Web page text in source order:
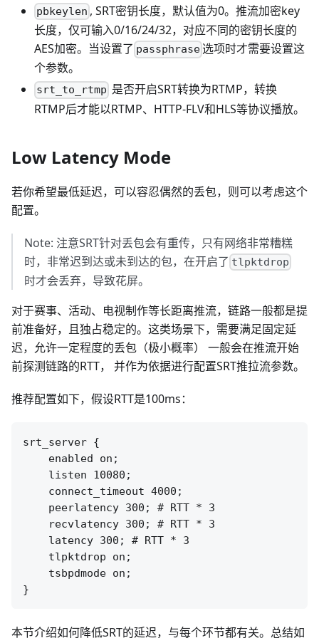
pbkeylen , SRT密钥长度，默认值为0。推流加密key
长度，仅可输入0/16/24/32，对应不同的密钥长度的
AES加密。当设置了 passphrase选项时才需要设置这
个参数。
srt_to_rtmp 是否开启SRT转换为RTMP，转换
RTMP后才能以RTMP、HTTP-FLV和HLS等协议播放。
Low Latency Mode
若你希望最低延迟，可以容忍偶然的丢包，则可以考虑这个
配置。
Note: 注意SRT针对丢包会有重传，只有网络非常糟糕
时，非常迟到达或未到达的包，在开启了 tlpktdrop
时才会丢弃，导致花屏。
对于赛事、活动、电视制作等长距离推流，链路一般都是提
前准备好，且独占稳定的。这类场景下，需要满足固定延
迟，允许一定程度的丢包（极小概率） 一般会在推流开始
前探测链路的RTT， 并作为依据进行配置SRT推拉流参数。
推荐配置如下，假设RTT是100ms：
srt_server {
    enabled on;
    listen 10080;
    connect_timeout 4000;
    peerlatency 300; # RTT * 3
    recvlatency 300; # RTT * 3
    latency 300; # RTT * 3
    tlpktdrop on;
    tsbpdmode on;
本节介绍如何降低SRT的延迟，与每个环节都有关。总结如